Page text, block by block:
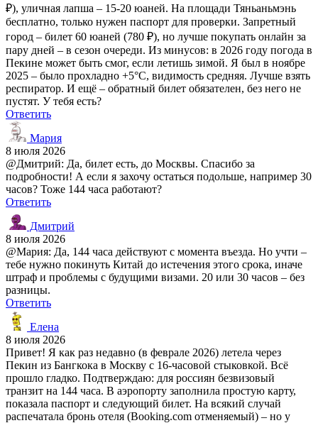
₽), уличная лапша – 15-20 юаней. На площади Тяньаньмэнь
бесплатно, только нужен паспорт для проверки. Запретный
город – билет 60 юаней (780 ₽), но лучше покупать онлайн за
пару дней – в сезон очереди. Из минусов: в 2026 году погода в
Пекине может быть смог, если летишь зимой. Я был в ноябре
2025 – было прохладно +5°C, видимость средняя. Лучше взять
респиратор. И ещё – обратный билет обязателен, без него не
пустят. У тебя есть?
Ответить
Мария
8 июля 2026
@Дмитрий: Да, билет есть, до Москвы. Спасибо за
подробности! А если я захочу остаться подольше, например 30
часов? Тоже 144 часа работают?
Ответить
Дмитрий
8 июля 2026
@Мария: Да, 144 часа действуют с момента въезда. Но учти –
тебе нужно покинуть Китай до истечения этого срока, иначе
штраф и проблемы с будущими визами. 20 или 30 часов – без
разницы.
Ответить
Елена
8 июля 2026
Привет! Я как раз недавно (в феврале 2026) летела через
Пекин из Бангкока в Москву с 16-часовой стыковкой. Всё
прошло гладко. Подтверждаю: для россиян безвизовый
транзит на 144 часа. В аэропорту заполнила простую карту,
показала паспорт и следующий билет. На всякий случай
распечатала бронь отеля (Booking.com отменяемый) – но у